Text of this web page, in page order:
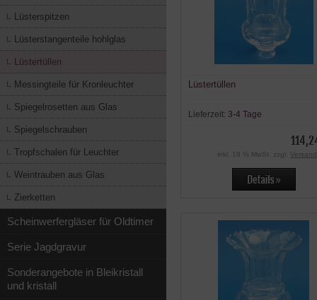
Lüsterspitzen
Lüsterstangenteile hohlglas
Lüstertüllen
Messingteile für Kronleuchter
Spiegelrosetten aus Glas
Spiegelschrauben
Tropfschalen für Leuchter
Weintrauben aus Glas
Zierketten
Scheinwerfergläser für Oldtimer
Serie Jagdgravur
Sonderangebote in Bleikristall
und kristall
Lüstertüllen
Lieferzeit: 3-4 Tage
inkl. 19 % MwSt. zzgl.